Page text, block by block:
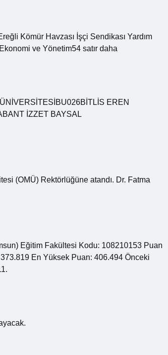
Kömür Havzası İşçi Sendikası Yardım
ve Yönetim54 satır daha
EREN
İZZET BAYSAL
(OMÜ) Rektörlüğüne atandı. Dr. Fatma
Eğitim Fakültesi Kodu: 108210153 Puan
En Yüksek Puan: 406.494 Önceki